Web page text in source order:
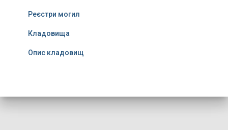
Реєстри могил
Кладовища
Опис кладовищ